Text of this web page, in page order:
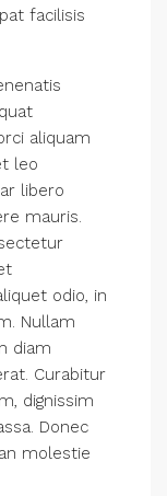
facilisis
aliquam
leo
libero
mauris.
odio, in
Nullam
diam
Curabitur
dignissim
Donec
molestie